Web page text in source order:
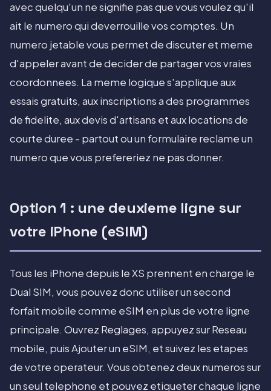
avec quelqu'un ne signifie pas que vous voulez qu'il
ait le numero qui deverrouille vos comptes. Un
numero jetable vous permet de discuter et meme
d'appeler avant de decider de partager vos vraies
coordonnees. La meme logique s'applique aux
essais gratuits, aux inscriptions a des programmes
de fidelite, aux devis d'artisans et aux locations de
courte duree - partout ou un formulaire reclame un
numero que vous prefereriez ne pas donner.
Option 1 : une deuxieme ligne sur
votre iPhone (eSIM)
Tous les iPhone depuis le XS prennent en charge le
Dual SIM, vous pouvez donc utiliser un second
forfait mobile comme eSIM en plus de votre ligne
principale. Ouvrez Reglages, appuyez sur Reseau
mobile, puis Ajouter un eSIM, et suivez les etapes
de votre operateur. Vous obtenez deux numeros sur
un seul telephone et pouvez etiqueter chaque ligne